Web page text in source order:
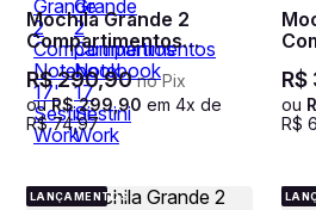
Mochila Grande 2
Compartimentos
Notebook 17' Sestini
Work 2 - Marrom
R$290,90no Pix
ouR$ 299,90 em 4x de
R$ 74,97
R$
ou
R$
LANÇAMENTOS